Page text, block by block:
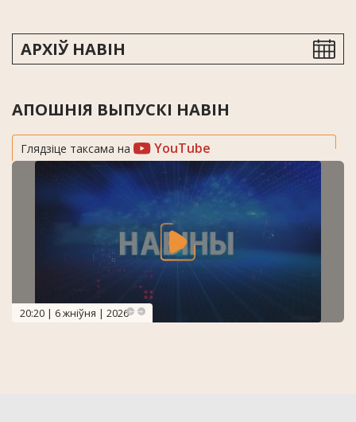
АРХІЎ НАВІН
АПОШНІЯ ВЫПУСКІ НАВІН
Глядзіце таксама на YouTube
20:20 | 6 жніўня | 2026